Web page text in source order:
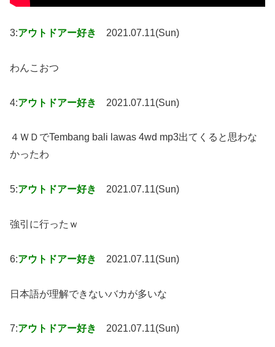
3:アウトドアー好き 2021.07.11(Sun)
わんこおつ
4:アウトドアー好き 2021.07.11(Sun)
４ＷＤでTembang bali lawas 4wd mp3出てくると思わな
かったわ
5:アウトドアー好き 2021.07.11(Sun)
強引に行ったｗ
6:アウトドアー好き 2021.07.11(Sun)
日本語が理解できないバカが多いな
7:アウトドアー好き 2021.07.11(Sun)